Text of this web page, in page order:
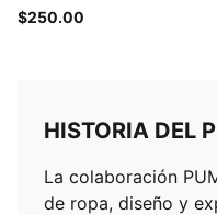
$250.00
HISTORIA DEL
La colaboración
de ropa, diseño y